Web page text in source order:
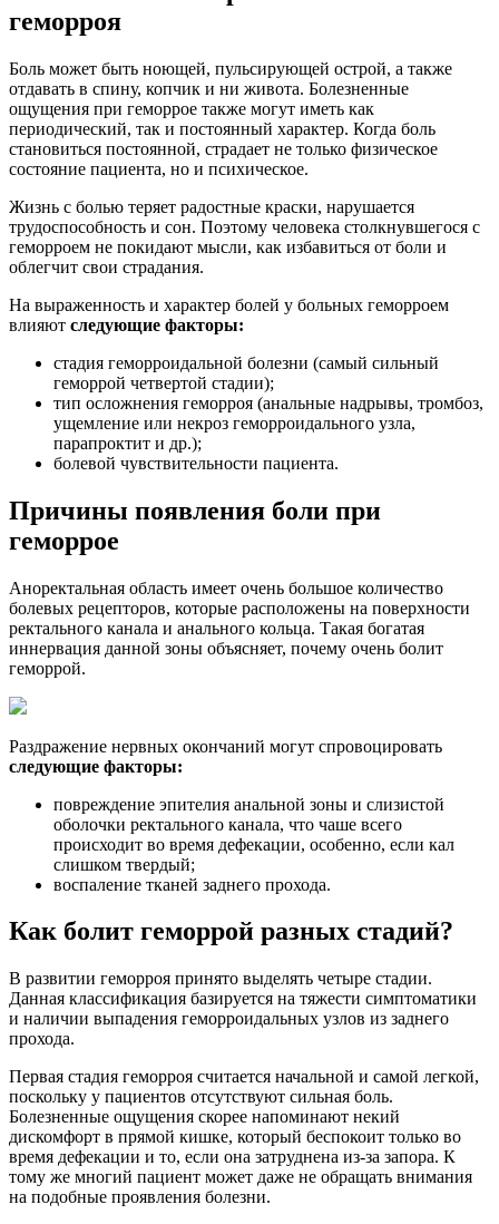
геморроя
Боль может быть ноющей, пульсирующей острой, а также
отдавать в спину, копчик и ни живота. Болезненные
ощущения при геморрое также могут иметь как
периодический, так и постоянный характер. Когда боль
становиться постоянной, страдает не только физическое
состояние пациента, но и психическое.
Жизнь с болью теряет радостные краски, нарушается
трудоспособность и сон. Поэтому человека столкнувшегося с
геморроем не покидают мысли, как избавиться от боли и
облегчит свои страдания.
На выраженность и характер болей у больных геморроем
влияют следующие факторы:
стадия геморроидальной болезни (самый сильный
геморрой четвертой стадии);
тип осложнения геморроя (анальные надрывы, тромбоз,
ущемление или некроз геморроидального узла,
парапроктит и др.);
болевой чувствительности пациента.
Причины появления боли при
геморрое
Аноректальная область имеет очень большое количество
болевых рецепторов, которые расположены на поверхности
ректального канала и анального кольца. Такая богатая
иннервация данной зоны объясняет, почему очень болит
геморрой.
Раздражение нервных окончаний могут спровоцировать
следующие факторы:
повреждение эпителия анальной зоны и слизистой
оболочки ректального канала, что чаше всего
происходит во время дефекации, особенно, если кал
слишком твердый;
воспаление тканей заднего прохода.
Как болит геморрой разных стадий?
В развитии геморроя принято выделять четыре стадии.
Данная классификация базируется на тяжести симптоматики
и наличии выпадения геморроидальных узлов из заднего
прохода.
Первая стадия геморроя считается начальной и самой легкой,
поскольку у пациентов отсутствуют сильная боль.
Болезненные ощущения скорее напоминают некий
дискомфорт в прямой кишке, который беспокоит только во
время дефекации и то, если она затруднена из-за запора. К
тому же многий пациент может даже не обращать внимания
на подобные проявления болезни.